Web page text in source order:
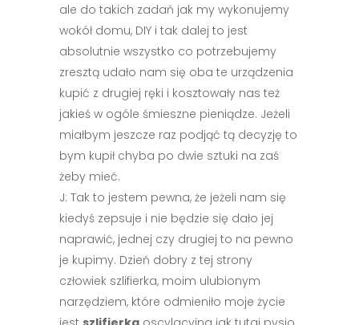
ale do takich zadań jak my wykonujemy
wokół domu, DIY i tak dalej to jest
absolutnie wszystko co potrzebujemy
zresztą udało nam się oba te urządzenia
kupić z drugiej ręki i kosztowały nas też
jakieś w ogóle śmieszne pieniądze. Jeżeli
miałbym jeszcze raz podjąć tą decyzję to
bym kupił chyba po dwie sztuki na zaś
żeby mieć.
J: Tak to jestem pewna, że jeżeli nam się
kiedyś zepsuje i nie będzie się dało jej
naprawić, jednej czy drugiej to na pewno
je kupimy. Dzień dobry z tej strony
człowiek szlifierka, moim ulubionym
narzędziem, które odmieniło moje życie